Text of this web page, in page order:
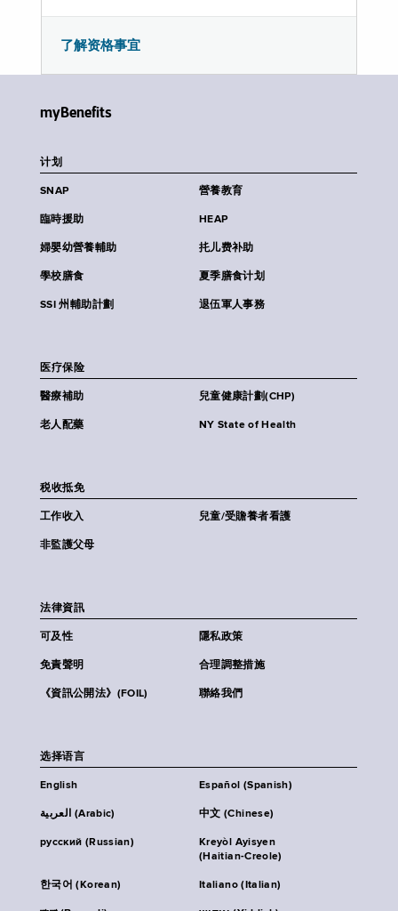
了解资格事宜
myBenefits
计划
SNAP 營養教育
臨時援助 HEAP
婦嬰幼營養輔助 扥儿费补助
學校膳食 夏季膳食计划
SSI 州輔助計劃 退伍軍人事務
医疗保险
醫療補助 兒童健康計劃(CHP)
老人配藥 NY State of Health
税收抵免
工作收入 兒童/受贍養者看護
非監護父母
法律資訊
可及性 隱私政策
免責聲明 合理調整措施
《資訊公開法》(FOIL) 聯絡我們
选择语言
English Español (Spanish)
العربية (Arabic) 中文 (Chinese)
русский (Russian)
Kreyòl Ayisyen
(Haitian-Creole)
한국어 (Korean) Italiano (Italian)